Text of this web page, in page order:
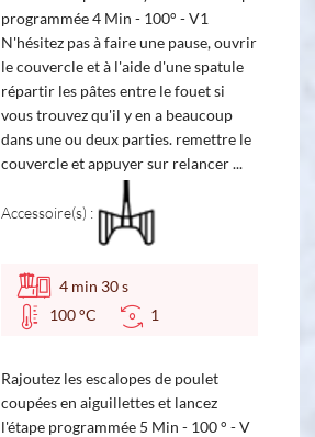
programmée 4 Min - 100° - V1
N'hésitez pas à faire une pause, ouvrir
le couvercle et à l'aide d'une spatule
répartir les pâtes entre le fouet si
vous trouvez qu'il y en a beaucoup
dans une ou deux parties. remettre le
couvercle et appuyer sur relancer ...
Accessoire(s) :
4 min 30s
100 °C
1
Rajoutez les escalopes de poulet
coupées en aiguillettes et lancez
l'étape programmée 5 Min - 100 ° - V